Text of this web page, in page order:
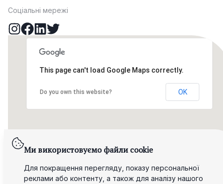
Соціальні мережі
This page can't load Google Maps correctly.
Do you own this website? OK
Ми використовуємо файли cookie
Для покращення перегляду, показу персональної
реклами або контенту, а також для аналізу нашого